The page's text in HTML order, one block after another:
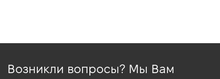
Возникли вопросы? Мы Вам